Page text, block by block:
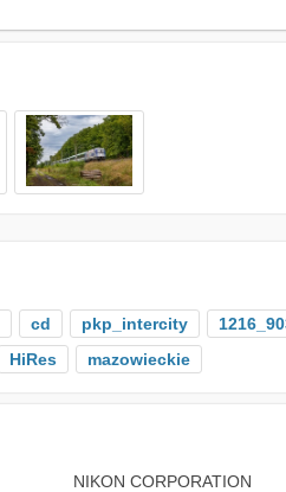
cd pkp_intercity
HiRes mazowieckie
NIKON CORPORATION